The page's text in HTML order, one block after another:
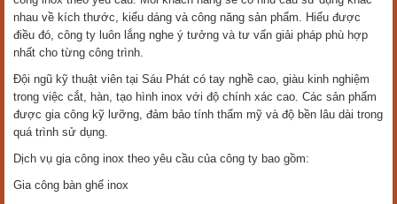
nhau về kích thước, kiểu dáng và công năng sản phẩm. Hiểu được
điều đó, công ty luôn lắng nghe ý tưởng và tư vấn giải pháp phù hợp
nhất cho từng công trình.
Đội ngũ kỹ thuật viên tại Sáu Phát có tay nghề cao, giàu kinh nghiệm
trong việc cắt, hàn, tạo hình inox với độ chính xác cao. Các sản phẩm
được gia công kỹ lưỡng, đảm bảo tính thẩm mỹ và độ bền lâu dài trong
quá trình sử dụng.
Dịch vụ gia công inox theo yêu cầu của công ty bao gồm:
Gia công bàn ghế inox